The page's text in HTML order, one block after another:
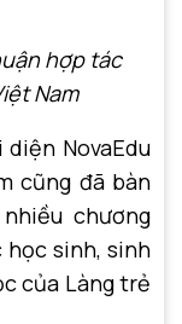
hợp tác
Nam
NovaEdu
cũng đã bàn
chương
sinh, sinh
của Làng trẻ